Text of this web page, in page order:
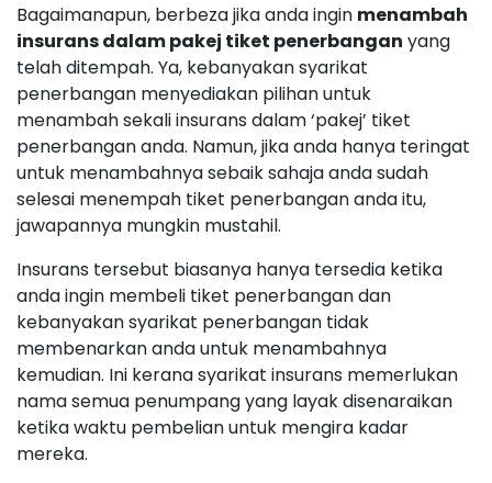
Bagaimanapun, berbeza jika anda ingin menambah
insurans dalam pakej tiket penerbangan yang
telah ditempah. Ya, kebanyakan syarikat
penerbangan menyediakan pilihan untuk
menambah sekali insurans dalam ‘pakej’ tiket
penerbangan anda. Namun, jika anda hanya teringat
untuk menambahnya sebaik sahaja anda sudah
selesai menempah tiket penerbangan anda itu,
jawapannya mungkin mustahil.
Insurans tersebut biasanya hanya tersedia ketika
anda ingin membeli tiket penerbangan dan
kebanyakan syarikat penerbangan tidak
membenarkan anda untuk menambahnya
kemudian. Ini kerana syarikat insurans memerlukan
nama semua penumpang yang layak disenaraikan
ketika waktu pembelian untuk mengira kadar
mereka.